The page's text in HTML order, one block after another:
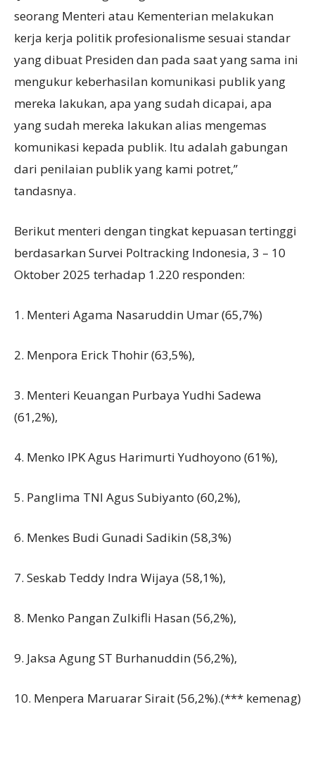
seorang Menteri atau Kementerian melakukan
kerja kerja politik profesionalisme sesuai standar
yang dibuat Presiden dan pada saat yang sama ini
mengukur keberhasilan komunikasi publik yang
mereka lakukan, apa yang sudah dicapai, apa
yang sudah mereka lakukan alias mengemas
komunikasi kepada publik. Itu adalah gabungan
dari penilaian publik yang kami potret,”
tandasnya.
Berikut menteri dengan tingkat kepuasan tertinggi
berdasarkan Survei Poltracking Indonesia, 3 – 10
Oktober 2025 terhadap 1.220 responden:
1. Menteri Agama Nasaruddin Umar (65,7%)
2. Menpora Erick Thohir (63,5%),
3. Menteri Keuangan Purbaya Yudhi Sadewa
(61,2%),
4. Menko IPK Agus Harimurti Yudhoyono (61%),
5. Panglima TNI Agus Subiyanto (60,2%),
6. Menkes Budi Gunadi Sadikin (58,3%)
7. Seskab Teddy Indra Wijaya (58,1%),
8. Menko Pangan Zulkifli Hasan (56,2%),
9. Jaksa Agung ST Burhanuddin (56,2%),
10. Menpera Maruarar Sirait (56,2%).(*** kemenag)